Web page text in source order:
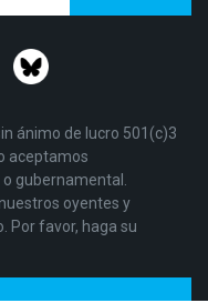
ánimo de lucro 501(c)3
aceptamos
gubernamental.
oyentes y
Por favor, haga su